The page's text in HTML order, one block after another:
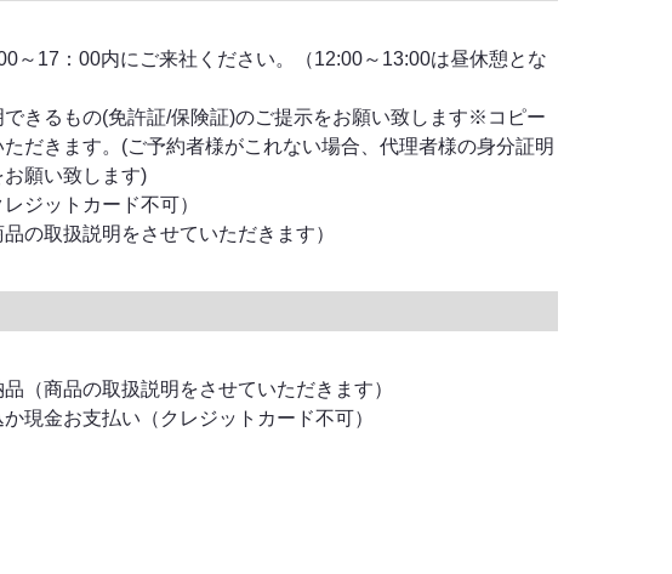
～17：00内にご来社ください。（12:00～13:00は昼休憩とな
できるもの(免許証/保険証)のご提示をお願い致します※コピー
ただきます。(ご予約者様がこれない場合、代理者様の身分証明
願い致します)
ジットカード不可）
の取扱説明をさせていただきます）
（商品の取扱説明をさせていただきます）
現金お支払い（クレジットカード不可）